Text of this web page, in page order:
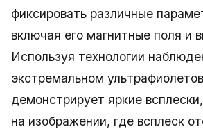
фиксировать различные
включая его магнитные поля и
Используя технологии
экстремальном
демонстрирует яркие
на изображении, где всплеск